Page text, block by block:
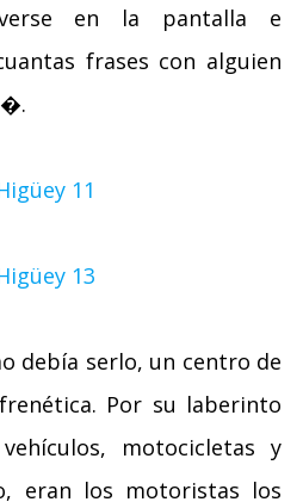
en la pantalla e
frases con alguien
debía serlo, un centro de
Por su laberinto
motocicletas y
eran los motoristas los